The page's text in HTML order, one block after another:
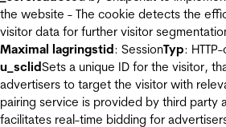
the website - The cookie detects the
visitor data for further visitor
Maximal lagringstid: SessionTyp:
u_sclidSets a unique ID for the visitor,
advertisers to target the visitor with
pairing service is provided by third party
facilitates real-time bidding for